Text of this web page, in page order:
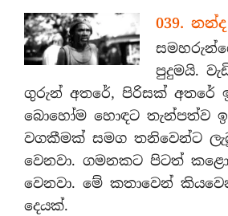
039.
පුදුමයි.
ගුරුන් අතරේ, පිරිසක් අතරේ
බොහෝම හොඳට තැන්පත්ව
වගකීමක් සමග තනිවෙන්ට
වෙනවා. ගමනකට පිටත්
වෙනවා. මේ කතාවෙන්
දෙයක්.